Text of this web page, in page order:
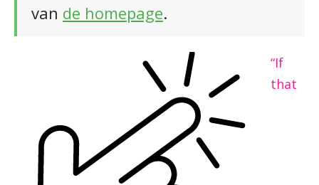
van de homepage.
“If
that